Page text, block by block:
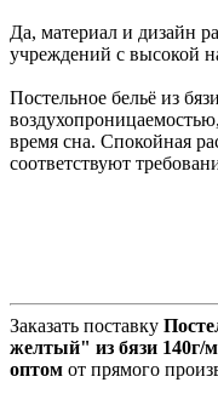
Да, материал и дизайн
учреждений с высокой
Постельное бельё из
время сна. Спокойная
соответствуют
Заказать поставку
желтый" из бязи 140г/
оптом от прямого